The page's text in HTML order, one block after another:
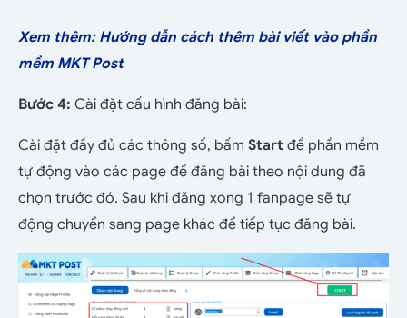
Xem thêm: Hướng dẫn cách thêm bài viết vào phần
mềm MKT Post
Bước 4: Cài đặt cấu hình đăng bài:
Cài đặt đầy đủ các thông số, bấm Start để phần mềm
tự động vào các page để đăng bài theo nội dung đã
chọn trước đó. Sau khi đăng xong 1 fanpage sẽ tự
động chuyển sang page khác để tiếp tục đăng bài.